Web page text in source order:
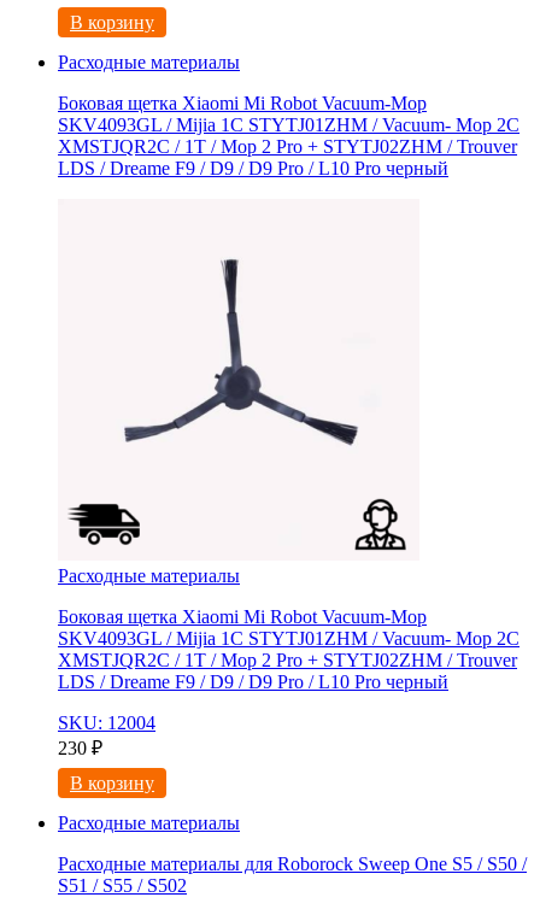
В корзину
Расходные материалы
Боковая щетка Xiaomi Mi Robot Vacuum-Mop
SKV4093GL / Mijia 1C STYTJ01ZHM / Vacuum- Mop 2C
XMSTJQR2C / 1T / Mop 2 Pro + STYTJ02ZHM / Trouver
LDS / Dreame F9 / D9 / D9 Pro / L10 Pro черный
Расходные материалы
Боковая щетка Xiaomi Mi Robot Vacuum-Mop
SKV4093GL / Mijia 1C STYTJ01ZHM / Vacuum- Mop 2C
XMSTJQR2C / 1T / Mop 2 Pro + STYTJ02ZHM / Trouver
LDS / Dreame F9 / D9 / D9 Pro / L10 Pro черный
SKU: 12004
230 ₽
В корзину
Расходные материалы
Расходные материалы для Roborock Sweep One S5 / S50 /
S51 / S55 / S502